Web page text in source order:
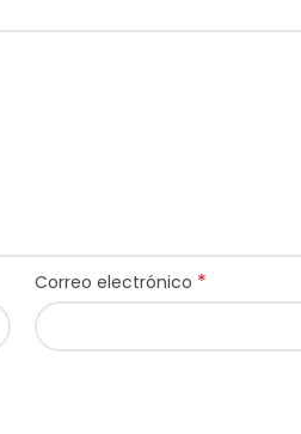
Correo electrónico *